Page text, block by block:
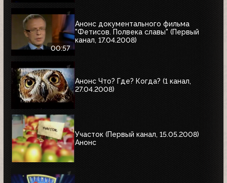
00:57
Анонс документального фильма
"Фетисов. Полвека славы" (Первый
канал, 17.04.2008)
Анонс Что? Где? Когда? (1 канал,
27.04.2008)
Участок (Первый канал, 15.05.2008)
Анонс